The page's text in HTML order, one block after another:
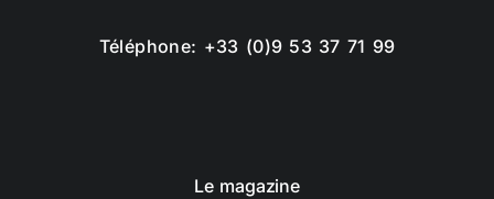
Téléphone: +33 (0)9 53 37 71 99
Le magazine